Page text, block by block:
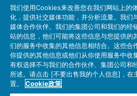
我们的公司 企业社会责任 IR消息 公司新
网站地图
联系我们
个人信息保护方针 JAE Cookie政策
关
社交媒体官方账号运营方针
我们使用Cookies来改善您在我们网站上的
化，提供社交媒体功能，并分析流量。我们
媒体合作伙伴。我们的集团公司和我们的经
站的信息，他们可能将这些信息与您提供的
们的服务中收集的其他信息相结合。这些合
你提供的其他信息或他们从你使用服务中收
有权选择不与我们的合作伙伴、集团公司和
所述。请点击 [不要出售我的个人信息]，在
置。
Cookie政策